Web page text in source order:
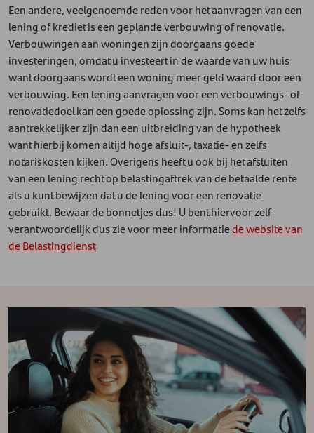
Een andere, veelgenoemde reden voor het aanvragen van een
lening of krediet is een geplande verbouwing of renovatie.
Verbouwingen aan woningen zijn doorgaans goede
investeringen, omdat u investeert in de waarde van uw huis
want doorgaans wordt een woning meer geld waard door een
verbouwing. Een lening aanvragen voor een verbouwings- of
renovatiedoel kan een goede oplossing zijn. Soms kan het zelfs
aantrekkelijker zijn dan een uitbreiding van de hypotheek
want hierbij komen altijd hoge afsluit-, taxatie- en zelfs
notariskosten kijken. Overigens heeft u ook bij het afsluiten
van een lening recht op belastingaftrek van de betaalde rente
als u kunt bewijzen dat u de lening voor een renovatie
gebruikt. Bewaar de bonnetjes dus! U bent hiervoor zelf
verantwoordelijk dus zie voor meer informatiede website van
de Belastingdienst